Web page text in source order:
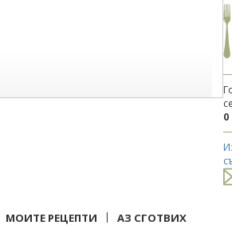
0
МОИТЕ РЕЦЕПТИ | АЗ СГОТВИХ